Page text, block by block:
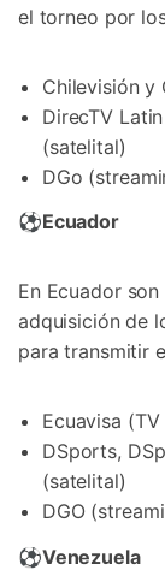
el torneo por
Chilevisión y
DirecTV
(satelital)
DGo
⚽Ecuador
En Ecuador
adquisición de
para transmitir
Ecuavisa
DSports,
(satelital)
DGO
⚽Venezuela